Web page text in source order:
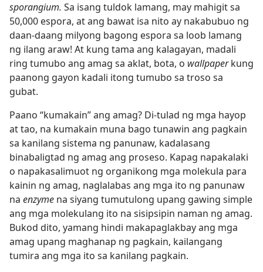
sporangium. Sa isang tuldok lamang, may mahigit sa
50,000 espora, at ang bawat isa nito ay nakabubuo ng
daan-daang milyong bagong espora sa loob lamang
ng ilang araw! At kung tama ang kalagayan, madali
ring tumubo ang amag sa aklat, bota, o wallpaperkung
paanong gayon kadali itong tumubo sa troso sa
gubat.
Paano “kumakain” ang amag? Di-tulad ng mga hayop
at tao, na kumakain muna bago tunawin ang pagkain
sa kanilang sistema ng panunaw, kadalasang
binabaligtad ng amag ang proseso. Kapag napakalaki
o napakasalimuot ng organikong mga molekula para
kainin ng amag, naglalabas ang mga ito ng panunaw
na enzyme na siyang tumutulong upang gawing simple
ang mga molekulang ito na sisipsipin naman ng amag.
Bukod dito, yamang hindi makapaglakbay ang mga
amag upang maghanap ng pagkain, kailangang
tumira ang mga ito sa kanilang pagkain.